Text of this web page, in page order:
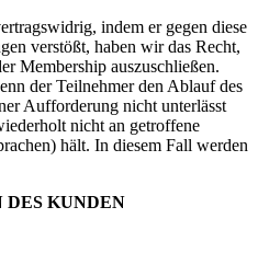
indem er gegen diese
verstößt, haben wir das Recht,
Membership auszuschließen.
der Teilnehmer den Ablauf des
Aufforderung nicht unterlässt
nicht an getroffene
hält. In diesem Fall werden
DES KUNDEN